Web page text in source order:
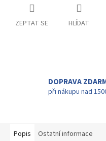
ZEPTAT SE HLÍDAT
DOPRAVA
při nákupu nad
Popis Ostatní informace